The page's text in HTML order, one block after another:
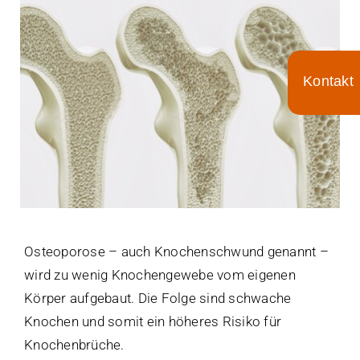
Für Ärzte
Aktuelles
Termin/Wartezeiten
Kontakt
Osteoporose – auch Knochenschwund genannt –
wird zu wenig Knochengewebe vom eigenen
Körper aufgebaut. Die Folge sind schwache
Knochen und somit ein höheres Risiko für
Knochenbrüche.
Toggle
Sliding
Bar
Area